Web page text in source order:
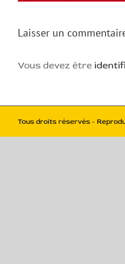
Laisser un
Vous devez être
Tous droits réservés -